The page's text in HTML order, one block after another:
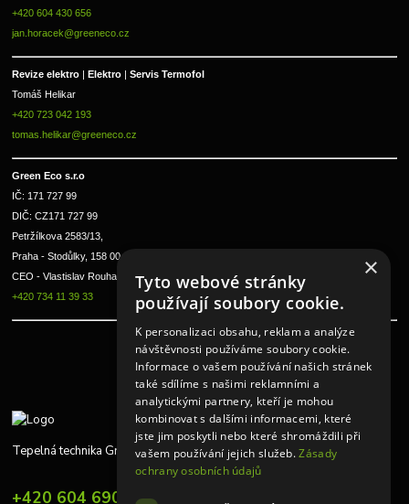
+420 604 430 656
jan.horacek@greeneco.cz
Revize elektro | Elektro | Servis Termofol
Tomáš Helikar
+420 723 042 193
tomas.helikar@greeneco.cz
Green Eco s.r.o
IČ: 171 727 99
DIČ: CZ171 727 99
Petržílkova 2583/13,
Praha - Stodůlky, 158 00
CEO - Vlastislav Rouha ml.
+420 734 11 39 33
Tepelná technika Greeneco
+420 604 690 848
×
Tyto webové stránky
používají soubory cookie.
K personalizaci obsahu, reklam a analýze
návštěvnosti používáme soubory cookie.
Informace o vašem používání našich stránek
také sdílíme s našimi reklamními a
analytickými partnery, kteří je mohou
kombinovat s dalšími informacemi, které
jste jim poskytli nebo které shromáždili při
vašem používání jejich služeb.Zásady
ochrany osobních údajů